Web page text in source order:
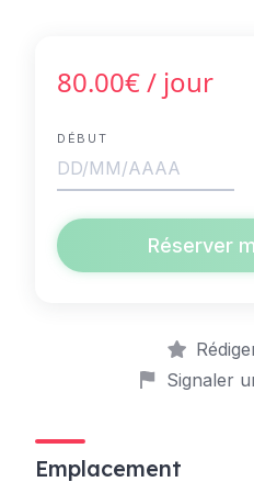
80.00€/ jour
DÉBUT
Réserver
Signaler
Emplacement